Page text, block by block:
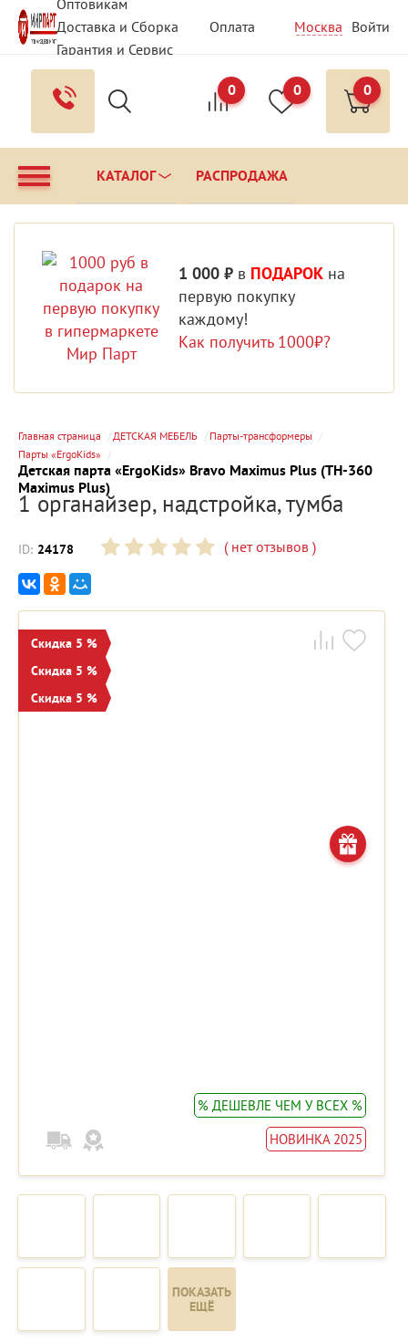
Оптовикам
Доставка и Сборка
Оплата
Гарантия и Сервис
Вопрос - Ответ
Контакты
Москва Войти
0 0 0
КАТАЛОГ РАСПРОДАЖА
1 000 ₽ в ПОДАРОК на
первую покупку
каждому!
Как получить 1000₽?
Главная страница ДЕТСКАЯ МЕБЕЛЬ
Парты-трансформеры
Парты «ErgoKids»
Детская парта «ErgoKids» Bravo Maximus Plus (TH-360
Maximus Plus)
1 органайзер, надстройка, тумба
ID: 24178 (нет отзывов )
Скидка 5 %
Скидка 5 %
Скидка 5 %
% ДЕШЕВЛЕ ЧЕМ У ВСЕХ %
НОВИНКА 2025
ПОКАЗАТЬ
ЕЩЁ